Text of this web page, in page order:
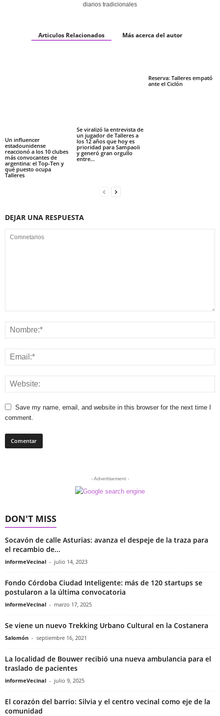
diarios tradicionales
Articulos Relacionados Más acerca del autor
Un influencer
estadounidense
reaccionó a los 10 clubes
más convocantes de
argentina: el Top-Ten y
qué puesto ocupa
Talleres
Se viralizó la entrevista de
un jugador de Talleres a
los 12 años que hoy es
prioridad para Sampaoli
y generó gran orgullo
entre...
Reserva: Talleres empató
ante el Ciclón
DEJAR UNA RESPUESTA
Save my name, email, and website in this browser for the next time I
comment.
- Advertisement -
DON'T MISS
Socavón de calle Asturias: avanza el despeje de la traza para
el recambio de...
informeVecinal - julio 14, 2023
Fondo Córdoba Ciudad Inteligente: más de 120 startups se
postularon a la última convocatoria
informeVecinal - marzo 17, 2025
Se viene un nuevo Trekking Urbano Cultural en la Costanera
Salomón - septiembre 16, 2021
La localidad de Bouwer recibió una nueva ambulancia para el
traslado de pacientes
informeVecinal - julio 9, 2025
El corazón del barrio: Silvia y el centro vecinal como eje de la
comunidad